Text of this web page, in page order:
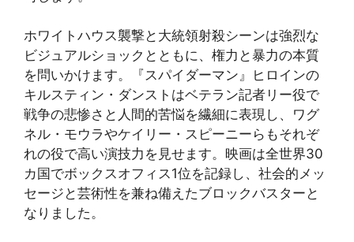
ホワイトハウス襲撃と大統領射殺シーンは強烈な
ビジュアルショックとともに、権力と暴力の本質
を問いかけます。『スパイダーマン』ヒロインの
キルスティン・ダンストはベテラン記者リー役で
戦争の悲惨さと人間的苦悩を繊細に表現し、ワグ
ネル・モウラやケイリー・スピーニーらもそれぞ
れの役で高い演技力を見せます。映画は全世界30
カ国でボックスオフィス1位を記録し、社会的メッ
セージと芸術性を兼ね備えたブロックバスターと
なりました。